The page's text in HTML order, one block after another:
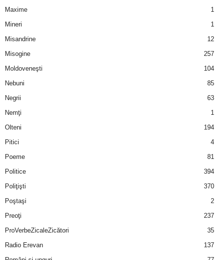
Maxime
1
Mineri
1
Misandrine
12
Misogine
257
Moldoveneşti
104
Nebuni
85
Negrii
63
Nemţi
1
Olteni
194
Pitici
4
Poeme
81
Politice
394
Poliţişti
370
Poştaşi
2
Preoţi
237
ProVerbeZicaleZicători
35
Radio Erevan
137